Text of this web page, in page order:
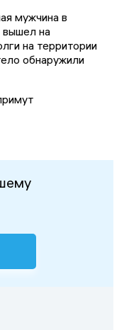
мужчина в
вышел на
на территории
обнаружили